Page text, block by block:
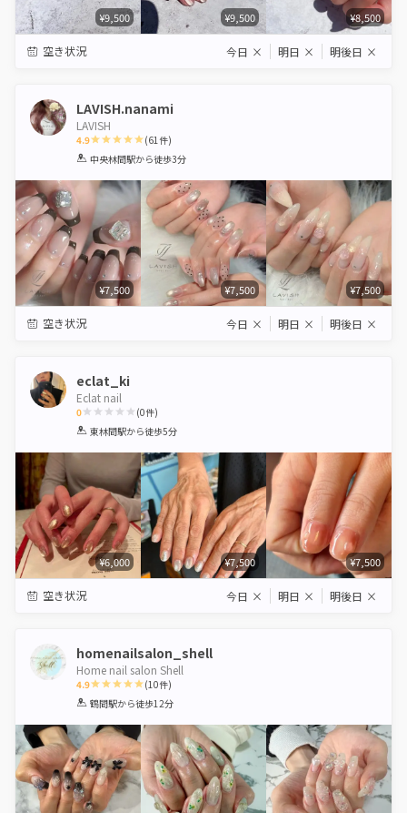
¥9,500 ¥9,500 ¥8,500
空き状況 今日 × 明日 × 明後日 ×
LAVISH.nanami
LAVISH
4.9
1 2 3 4 5
(61件)
中央林間駅から徒歩3分
¥7,500 ¥7,500 ¥7,500
空き状況 今日 × 明日 × 明後日 ×
eclat_ki
Eclat nail
0
1 2 3 4 5
(0件)
東林間駅から徒歩5分
¥6,000 ¥7,500 ¥7,500
空き状況 今日 × 明日 × 明後日 ×
homenailsalon_shell
Home nail salon Shell
4.9
1 2 3 4 5
(10件)
鶴間駅から徒歩12分